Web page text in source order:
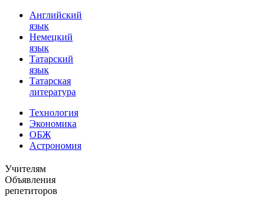
Английский
язык
Немецкий
язык
Татарский
язык
Татарская
литература
Технология
Экономика
ОБЖ
Астрономия
Учителям
Объявления
репетиторов